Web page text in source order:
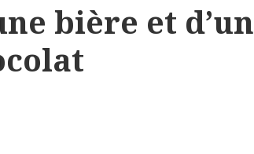
bière et d’un